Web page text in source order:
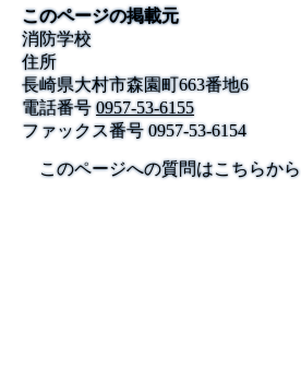
このページの掲載元
消防学校
住所
長崎県大村市森園町663番地6
電話番号 0957-53-6155
ファックス番号0957-53-6154
このページへの質問はこちらから